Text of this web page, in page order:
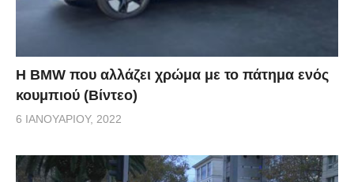
Η BMW που αλλάζει χρώμα με το πάτημα ενός
κουμπιού (Βίντεο)
6 ΙΑΝΟΥΑΡΊΟΥ, 2022